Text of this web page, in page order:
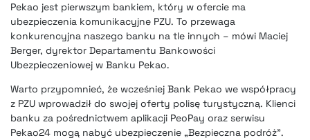
Pekao jest pierwszym bankiem, który w ofercie ma
ubezpieczenia komunikacyjne PZU. To przewaga
konkurencyjna naszego banku na tle innych – mówi Maciej
Berger, dyrektor Departamentu Bankowości
Ubezpieczeniowej w Banku Pekao.
Warto przypomnieć, że wcześniej Bank Pekao we współpracy
z PZU wprowadził do swojej oferty polisę turystyczną. Klienci
banku za pośrednictwem aplikacji PeoPay oraz serwisu
Pekao24 mogą nabyć ubezpieczenie „Bezpieczna podróż”.